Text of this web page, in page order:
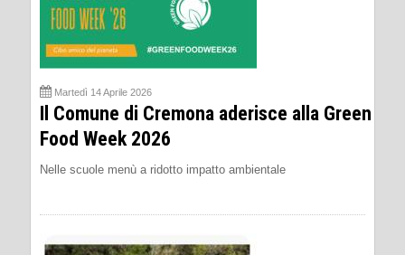
Martedì 14 Aprile 2026
Il Comune di Cremona aderisce alla Green
Food Week 2026
Nelle scuole menù a ridotto impatto ambientale